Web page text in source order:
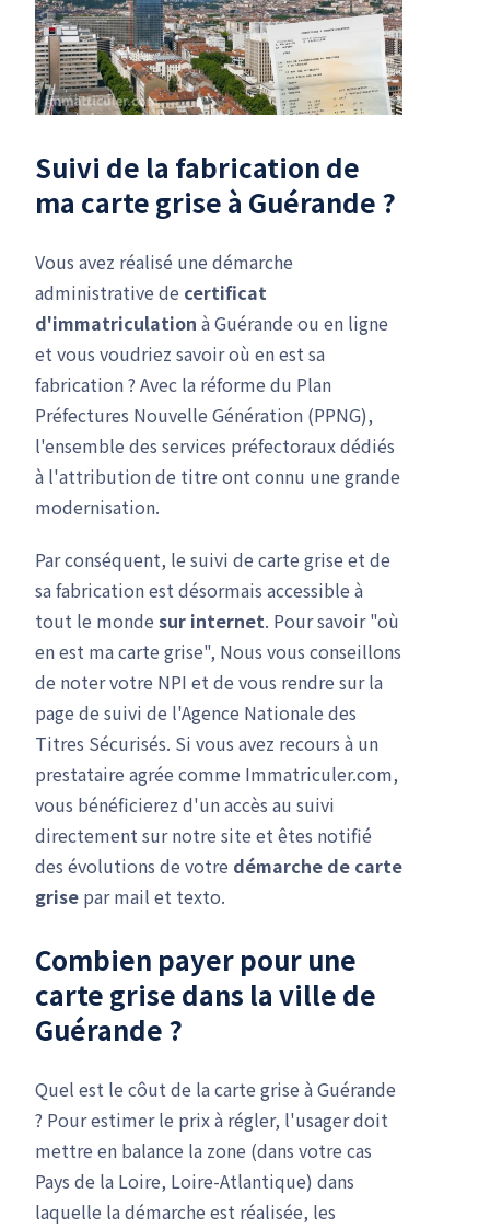
Suivi de la fabrication de
ma carte grise à Guérande ?
Vous avez réalisé une démarche
administrative de certificat
d'immatriculation à Guérande ou en ligne
et vous voudriez savoir où en est sa
fabrication ? Avec la réforme du Plan
Préfectures Nouvelle Génération (PPNG),
l'ensemble des services préfectoraux dédiés
à l'attribution de titre ont connu une grande
modernisation.
Par conséquent, le suivi de carte grise et de
sa fabrication est désormais accessible à
tout le monde sur internet. Pour savoir "où
en est ma carte grise", Nous vous conseillons
de noter votre NPI et de vous rendre sur la
page de suivi de l'Agence Nationale des
Titres Sécurisés. Si vous avez recours à un
prestataire agrée comme Immatriculer.com,
vous bénéficierez d'un accès au suivi
directement sur notre site et êtes notifié
des évolutions de votre démarche de carte
grise par mail et texto.
Combien payer pour une
carte grise dans la ville de
Guérande ?
Quel est le côut de la carte grise à Guérande
? Pour estimer le prix à régler, l'usager doit
mettre en balance la zone (dans votre cas
Pays de la Loire, Loire-Atlantique) dans
laquelle la démarche est réalisée, les